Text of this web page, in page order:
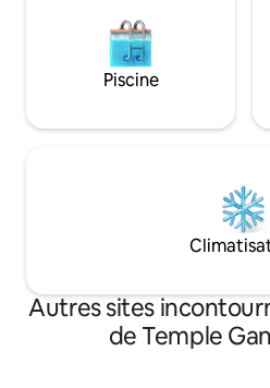
Piscine
Autres sites
de Temple